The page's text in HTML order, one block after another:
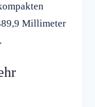
Millimeter